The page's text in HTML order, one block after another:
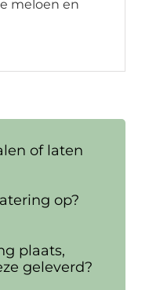
meloen en
of laten
op?
plaats,
geleverd?